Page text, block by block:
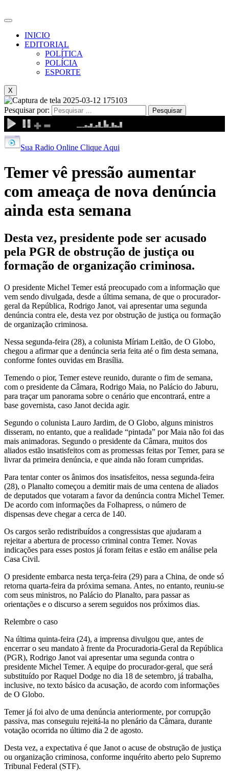
INICIO
EDITORIAL
POLÍTICA
POLÍCIA
ESPORTE
X
Pesquisar por:
Sua Radio Online Clique Aqui
Temer vê pressão aumentar
com ameaça de nova denúncia
ainda esta semana
Desta vez, presidente pode ser acusado
pela PGR de obstrução de justiça ou
formação de organização criminosa.
O presidente Michel Temer está preocupado com a informação que
vem sendo divulgada, desde a última semana, de que o procurador-
geral da República, Rodrigo Janot, vai apresentar uma segunda
denúncia contra ele, desta vez por obstrução de justiça ou formação
de organização criminosa.
Nessa segunda-feira (28), a colunista Míriam Leitão, de O Globo,
chegou a afirmar que a denúncia seria feita até o fim desta semana,
conforme fontes ouvidas em Brasília.
Temendo o pior, Temer esteve reunido, durante o fim de semana,
com o presidente da Câmara, Rodrigo Maia, no Palácio do Jaburu,
para traçar um panorama sobre o cenário que encontrará, entre a
base governista, caso Janot decida agir.
Segundo o colunista Lauro Jardim, de O Globo, alguns ministros
disseram, no entanto, que a realidade “pintada” por Maia não foi das
mais animadoras. Segundo o presidente da Câmara, muitos dos
aliados estão insatisfeitos com as promessas feitas por Temer, para se
livrar da primeira denúncia, e que ainda não foram cumpridas.
Para tentar conter os ânimos dos insatisfeitos, nessa segunda-feira
(28), o Planalto começou a demitir mais de uma centena de aliados
de deputados que votaram a favor da denúncia contra Michel Temer.
De acordo com informações da Folhapress, o número de
dispensas deve chegar a cerca de 140.
Os cargos serão redistribuídos a congressistas que ajudaram a
rejeitar a abertura de processo criminal contra Temer. Novas
indicações para esses postos já foram feitas e estão em análise pela
Casa Civil.
O presidente embarca nesta terça-feira (29) para a China, de onde só
retorna quarta-feira da próxima semana. Antes, no entanto, reuniu-se
com seus ministros, no Palácio do Planalto, para passar as
orientações e o discurso a serem seguidos nos próximos dias.
Relembre o caso
Na última quinta-feira (24), a imprensa divulgou que, antes de
encerrar o seu mandato à frente da Procuradoria-Geral da República
(PGR), Rodrigo Janot vai apresentar uma segunda contra o
presidente Michel Temer. A equipe do procurador-geral, que será
substituído por Raquel Dodge no dia 18 de setembro, já trabalha,
inclusive, no texto básico da acusação, de acordo com informações
de O Globo.
Temer já foi alvo de uma denúncia anteriormente, por corrupção
passiva, mas conseguiu rejeitá-la no plenário da Câmara, durante
votação ocorrida no último dia 2 de agosto.
Desta vez, a expectativa é que Janot o acuse de obstrução de justiça
ou organização criminosa, conforme inquérito aberto pelo Supremo
Tribunal Federal (STF).